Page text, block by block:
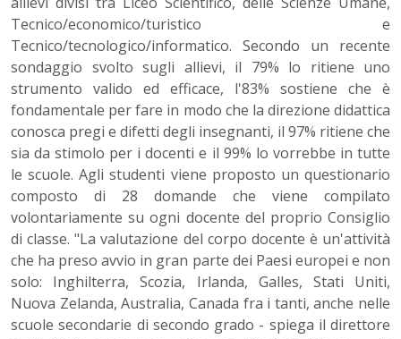
Tecnico/economico/turistico e
Tecnico/tecnologico/informatico. Secondo un recente
sondaggio svolto sugli allievi, il 79% lo ritiene uno
strumento valido ed efficace, l'83% sostiene che è
fondamentale per fare in modo che la direzione didattica
conosca pregi e difetti degli insegnanti, il 97% ritiene che
sia da stimolo per i docenti e il 99% lo vorrebbe in tutte
le scuole. Agli studenti viene proposto un questionario
composto di 28 domande che viene compilato
volontariamente su ogni docente del proprio Consiglio
di classe. "La valutazione del corpo docente è un'attività
che ha preso avvio in gran parte dei Paesi europei e non
solo: Inghilterra, Scozia, Irlanda, Galles, Stati Uniti,
Nuova Zelanda, Australia, Canada fra i tanti, anche nelle
scuole secondarie di secondo grado - spiega il direttore